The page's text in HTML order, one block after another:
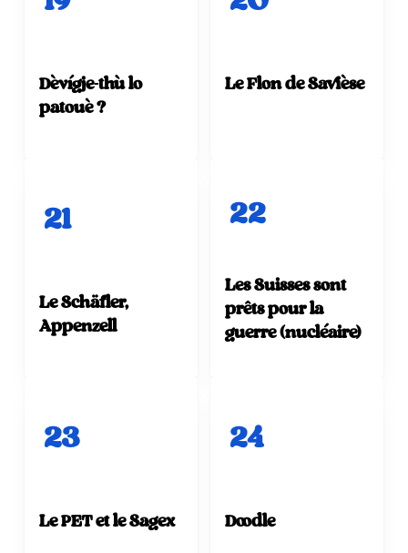
Dèvígje-thù lo
patouè ?
Le Flon de Savièse
21
Le Schäfler,
Appenzell
22
Les Suisses sont
prêts pour la
guerre (nucléaire)
23
Le PET et le Sagex
24
Doodle